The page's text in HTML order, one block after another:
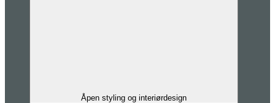
Åpen styling og interiørdesign